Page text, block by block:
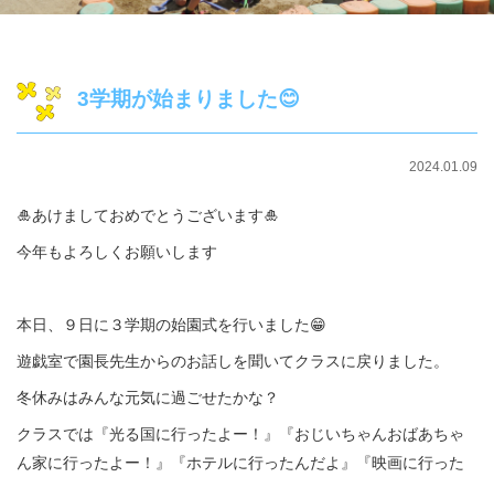
3学期が始まりました😊
2024.01.09
🎍あけましておめでとうございます🎍
今年もよろしくお願いします
本日、９日に３学期の始園式を行いました😁
遊戯室で園長先生からのお話しを聞いてクラスに戻りました。
冬休みはみんな元気に過ごせたかな？
クラスでは『光る国に行ったよー！』『おじいちゃんおばあちゃ
ん家に行ったよー！』『ホテルに行ったんだよ』『映画に行った